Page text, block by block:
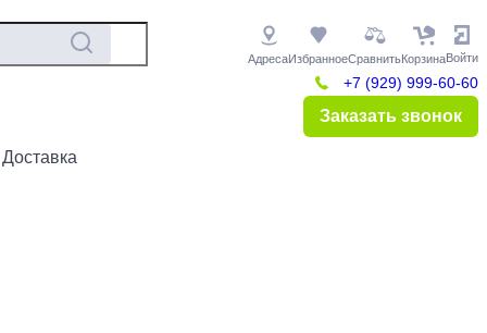
АдресаИзбранноеСравнитьКорзинаВойти
+7 (929) 999-60-60
Заказать звонок